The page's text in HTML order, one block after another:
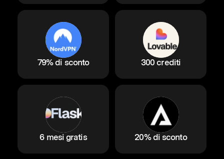
79% di sconto 300 crediti
6 mesi gratis 20% di sconto